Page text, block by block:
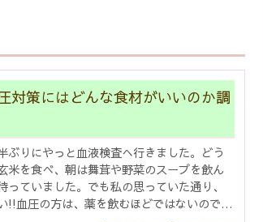
策にはどんな食材がいいのか調
ぶりにやっと血液検査へ行きました。どう
米を食べ、朝は舞茸や野菜のスープを飲ん
ていました。でも私の思っていた通り、
!!血圧の方は、薬を飲むほどではないので、